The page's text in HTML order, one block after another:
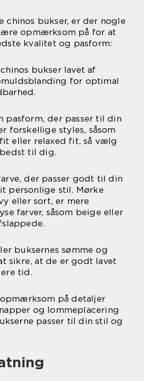
chinos bukser, er der nogle
opmærksom på for at
kvalitet og pasform:
bukser lavet af
for optimal
pasform, der passer til din
forskellige styles, såsom
eller relaxed fit, så vælg
til dig.
der passer godt til din
personlige stil. Mørke
eller sort, er mere
farver, såsom beige eller
buksernes sømme og
sikre, at de er godt lavet
tid.
på detaljer
og lommeplacering
passer til din stil og